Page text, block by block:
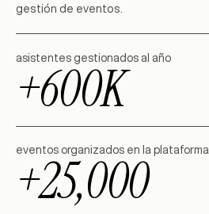
gestión de eventos.
asistentes gestionados al año
+600K
eventos organizados en la plataforma
+25,000